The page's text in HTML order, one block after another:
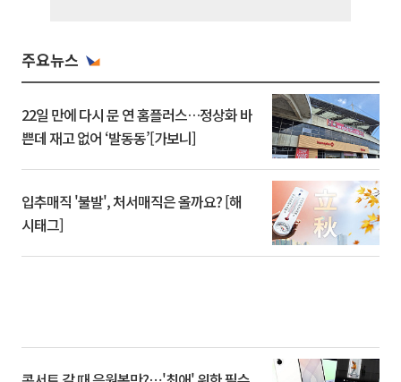
주요뉴스
22일 만에 다시 문 연 홈플러스…정상화 바
쁜데 재고 없어 ‘발동동’[가보니]
입추매직 '불발', 처서매직은 올까요? [해
시태그]